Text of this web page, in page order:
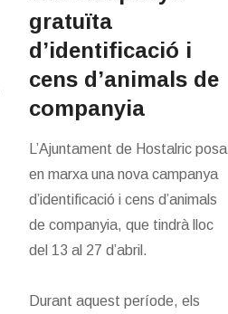
gratuïta
d’identificació i
cens d’animals de
companyia
L’Ajuntament de Hostalric posa
en marxa una nova campanya
d’identificació i cens d’animals
de companyia, que tindrà lloc
del 13 al 27 d’abril.
Durant aquest període, els